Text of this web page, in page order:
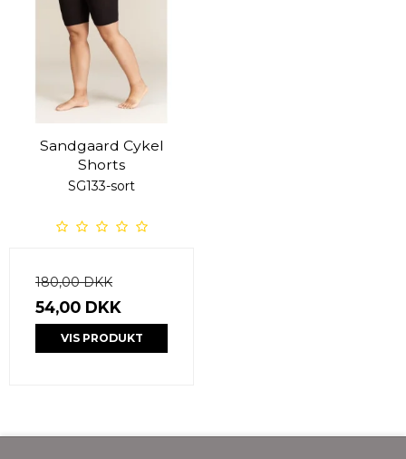
Sandgaard Cykel
Shorts
SG133-sort
180,00 DKK
54,00 DKK
VIS PRODUKT